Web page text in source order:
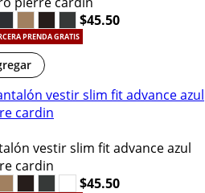
$45.50
PRENDA GRATIS
vestir slim fit advance azul
cardin
$45.50